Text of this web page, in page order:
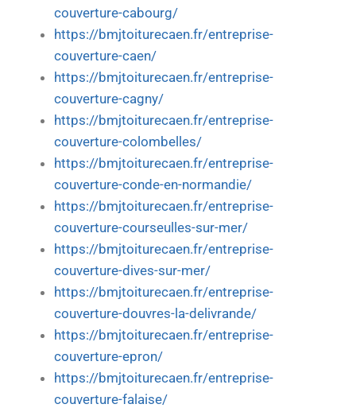
couverture-cabourg/
https://bmjtoiturecaen.fr/entreprise-
couverture-caen/
https://bmjtoiturecaen.fr/entreprise-
couverture-cagny/
https://bmjtoiturecaen.fr/entreprise-
couverture-colombelles/
https://bmjtoiturecaen.fr/entreprise-
couverture-conde-en-normandie/
https://bmjtoiturecaen.fr/entreprise-
couverture-courseulles-sur-mer/
https://bmjtoiturecaen.fr/entreprise-
couverture-dives-sur-mer/
https://bmjtoiturecaen.fr/entreprise-
couverture-douvres-la-delivrande/
https://bmjtoiturecaen.fr/entreprise-
couverture-epron/
https://bmjtoiturecaen.fr/entreprise-
couverture-falaise/